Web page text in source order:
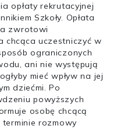
opłaty rekrutacyjnej
Szkoły. Opłata
zwrotowi
chcąca uczestniczyć w
ograniczonych
ani nie występują
mieć wpływ na jej
dziećmi. Po
powyższych
osobę chcącą
rozmowy